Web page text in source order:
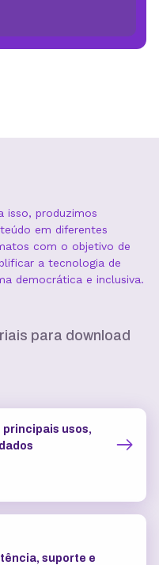
isso, produzimos
em diferentes
com o objetivo de
a tecnologia de
democrática e inclusiva.
para download
principais usos,
suporte e